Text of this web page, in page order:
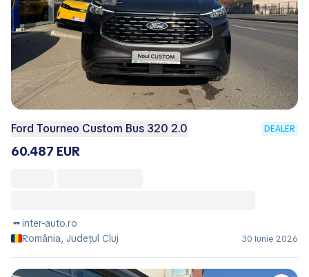
Ford Tourneo Custom Bus 320 2.0 DEALER
60.487 EUR
inter-auto.ro
România, Județul Cluj
30 Iunie 2026